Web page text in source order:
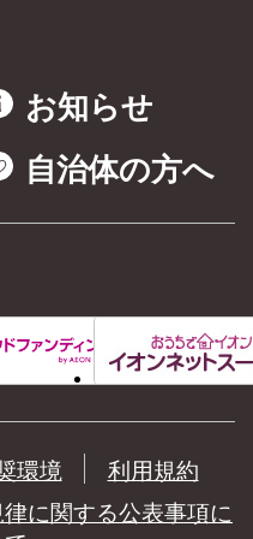
お知らせ
自治体の方へ
環境
利用規約
に関する公表事項に